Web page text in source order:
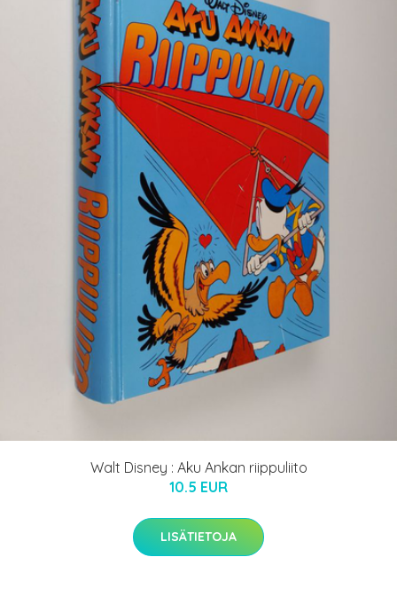
Walt Disney : Aku Ankan riippuliito
10.5 EUR
LISÄTIETOJA